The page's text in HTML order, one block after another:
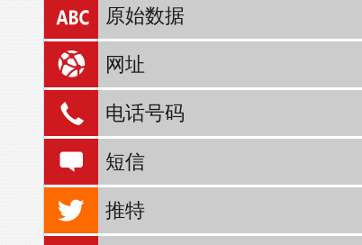
原始数据
网址
电话号码
短信
推特